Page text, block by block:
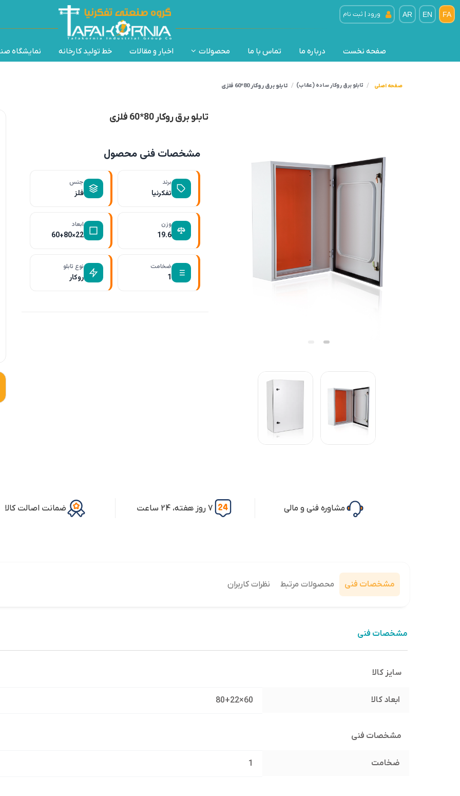
FA
EN
AR ورود | ثبت نام
صفحه نخست درباره ما تماس با ما محصولات اخبار و مقالات خط تولید کارخانه نمایشگاه
تابلو برق روکار ساده (عقاب) تابلو برق روکار 80*60 فلزی
تابلو برق روکار 80*60 فلزی
مشخصات فنی محصول
برند
تفکرنیا
جنس
فلز
وزن
19.6
ابعاد
22×60+80
ضخامت
1
نوع تابلو
روکار
مشاوره فنی و مالی 7 روز هفته، 24 ساعت ضمانت اصالت کالا
مشخصات فنی محصولات مرتبط نظرات کاربران
مشخصات فنی
سایز کالا
ابعاد کالا 60×80+22
مشخصات فنی
ضخامت 1